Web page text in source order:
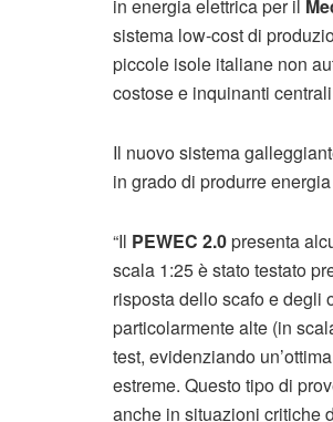
in energia elettrica per il
sistema low-cost di
piccole isole italiane non
costose e inquinanti
Il nuovo sistema
in grado di produrre
“Il PEWEC 2.0presenta
scala 1:25 è stato testato
risposta dello scafo e degli
particolarmente alte (in
test, evidenziando
estreme. Questo tipo di
anche in situazioni critiche